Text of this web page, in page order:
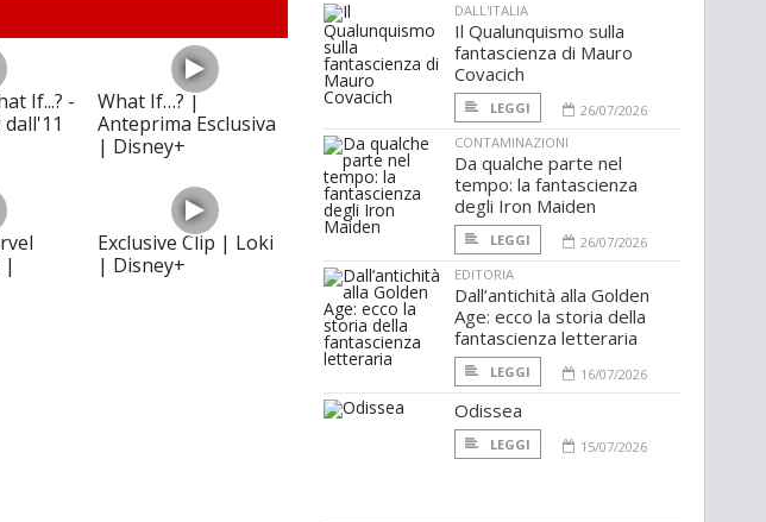
If...? -
What If…? |
Anteprima Esclusiva
| Disney+
|
Exclusive Clip | Loki
| Disney+
DALL'ITALIA
Il Qualunquismo sulla
fantascienza di Mauro
Covacich
LEGGI
26/07/2026
CONTAMINAZIONI
Da qualche parte nel
tempo: la fantascienza
degli Iron Maiden
LEGGI
26/07/2026
EDITORIA
Dall’antichità alla Golden
Age: ecco la storia della
fantascienza letteraria
LEGGI 16/07/2026
Odissea
LEGGI 15/07/2026